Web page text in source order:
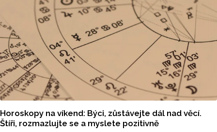
Horoskopy na víkend: Býci, zůstávejte dál nad věcí.
Štíři, rozmazlujte se a myslete pozitivně